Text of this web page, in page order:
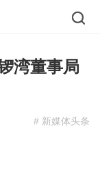
湾董事局
# 新媒体头条